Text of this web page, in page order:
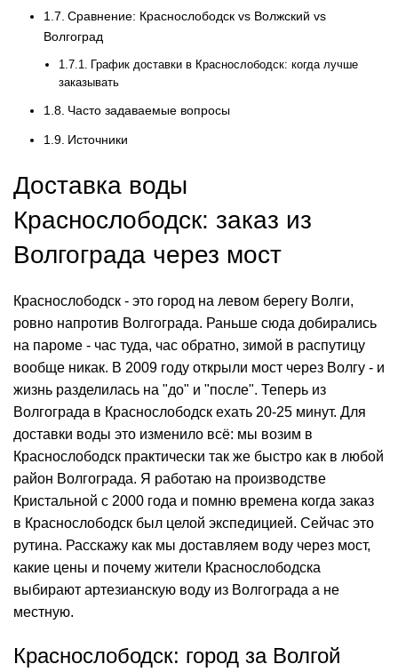
Сравнение: Краснослободск vs Волжский vs
Волгоград
График доставки в Краснослободск: когда лучше
заказывать
Часто задаваемые вопросы
Источники
Доставка воды
Краснослободск: заказ из
Волгограда через мост
Краснослободск - это город на левом берегу Волги,
ровно напротив Волгограда. Раньше сюда добирались
на пароме - час туда, час обратно, зимой в распутицу
вообще никак. В 2009 году открыли мост через Волгу - и
жизнь разделилась на "до" и "после". Теперь из
Волгограда в Краснослободск ехать 20-25 минут. Для
доставки воды это изменило всё: мы возим в
Краснослободск практически так же быстро как в любой
район Волгограда. Я работаю на производстве
Кристальной с 2000 года и помню времена когда заказ
в Краснослободск был целой экспедицией. Сейчас это
рутина. Расскажу как мы доставляем воду через мост,
какие цены и почему жители Краснослободска
выбирают артезианскую воду из Волгограда а не
местную.
Краснослободск: город за Волгой